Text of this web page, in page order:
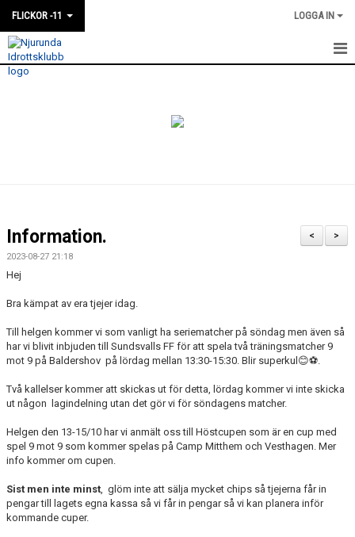
FLICKOR -11 LOGGA IN
HEM
BILDGALLERI
DOKUMENT
>
<
Information.
2023-08-27 21:18
Hej
Bra kämpat av era tjejer idag.
Till helgen kommer vi som vanligt ha seriematcher på söndag men även så
har vi blivit inbjuden till Sundsvalls FF för att spela två träningsmatcher 9
mot 9 på Baldershov på lördag mellan 13:30-15:30. Blir superkul 😊⚽️.
Två kallelser kommer att skickas ut för detta, lördag kommer vi inte skicka
ut någon
lagindelning utan det gör vi för söndagens matcher.
Helgen den 13-15/10 har vi anmält oss till Höstcupen som är en cup med
spel 9 mot 9 som kommer spelas på Camp Mitthem och Vesthagen. Mer
info kommer om cupen.
Sist men inte minst, glöm inte att sälja mycket chips så tjejerna får in
pengar till lagets egna kassa så vi får in pengar så vi kan planera inför
kommande cuper.